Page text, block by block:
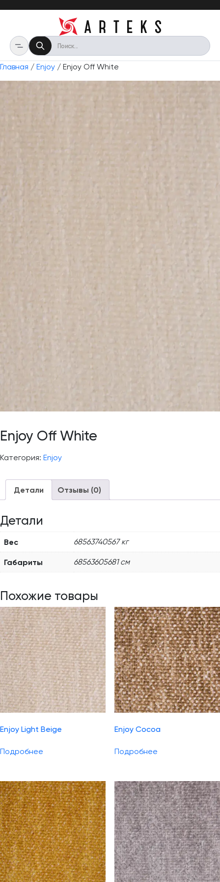
Главная / Enjoy / Enjoy Off White
Enjoy Off White
Категория: Enjoy
Детали Отзывы (0)
Детали
Вес 68563740567 кг
Габариты 68563605681 см
Похожие товары
Enjoy Light Beige
Подробнее
Enjoy Cocoa
Подробнее